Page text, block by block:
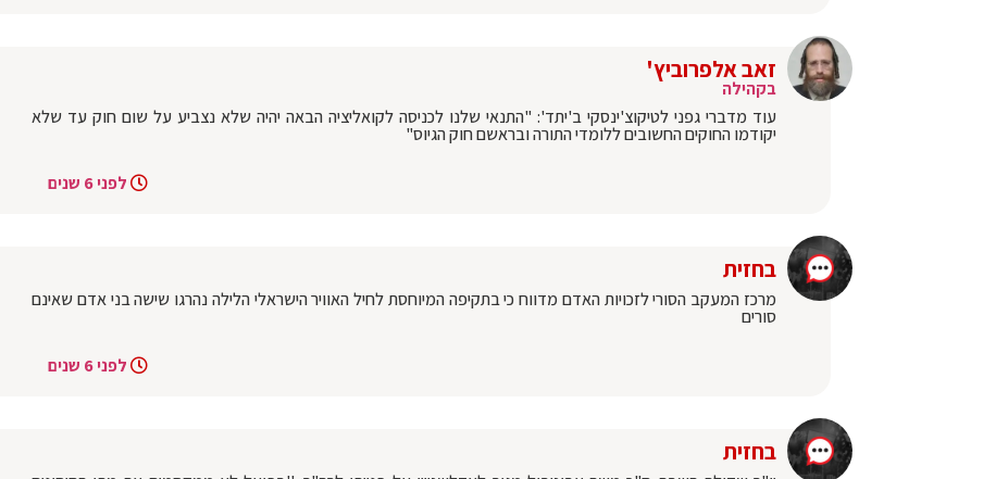
זאב אלפרוביץ'
בקהילה
עוד מדברי גפני לטיקוצ'ינסקי ב'יתד': "התנאי שלנו לכניסה לקואליציה הבאה יהיה שלא נצביע על שום חוק עד שלא
יקודמו החוקים החשובים ללומדי התורה ובראשם חוק הגיוס"
לפני 6 שנים
בחזית
מרכז המעקב הסורי לזכויות האדם מדווח כי בתקיפה המיוחסת לחיל האוויר הישראלי הלילה נהרגו שישה בני אדם שאינם
סורים
לפני 6 שנים
בחזית